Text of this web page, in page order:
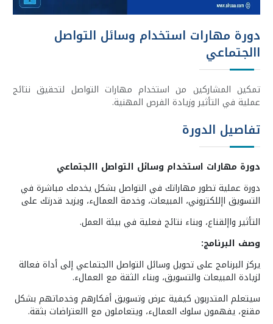
دورة مهارات استخدام وسائل التواصل
االجتماعي
تمكين المشاركين من استخدام مهارات التواصل لتحقيق نتائج
عملية في التأثير وزيادة الفرص المهنية.
تفاصيل الدورة
دورة مهارات استخدام وسائل التواصل االجتماعي
دورة عملية تطور مهاراتك في التواصل بشكل يخدمك مباشرة في
التسويق اإللكتروني، المبيعات، وخدمة العمالء، ويزيد قدرتك على
التأثير واإلقناع، وبناء نتائج فعلية في بيئة العمل.
وصف البرنامج:
يركز البرنامج على تحويل وسائل التواصل االجتماعي إلى أداة فعالة
لزيادة المبيعات والتسويق، وبناء الثقة مع العمالء.
سيتعلم المتدربون كيفية عرض وتسويق أفكارهم وخدماتهم بشكل
مقنع، يفهمون سلوك العمالء، ويتعاملون مع االعتراضات بثقة.